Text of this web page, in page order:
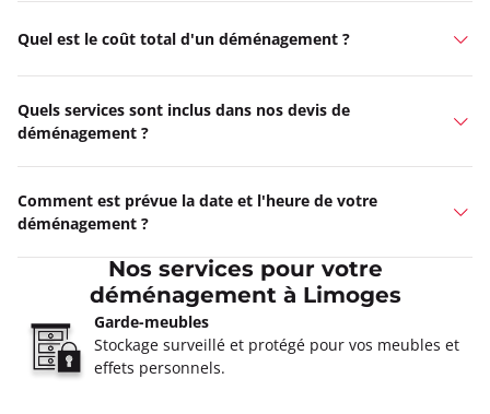
Quel est le coût total d'un déménagement ?
Quels services sont inclus dans nos devis de
déménagement ?
Comment est prévue la date et l'heure de votre
déménagement ?
Nos services pour votre
déménagement à Limoges
Garde-meubles
Stockage surveillé et protégé pour vos meubles et
effets personnels.